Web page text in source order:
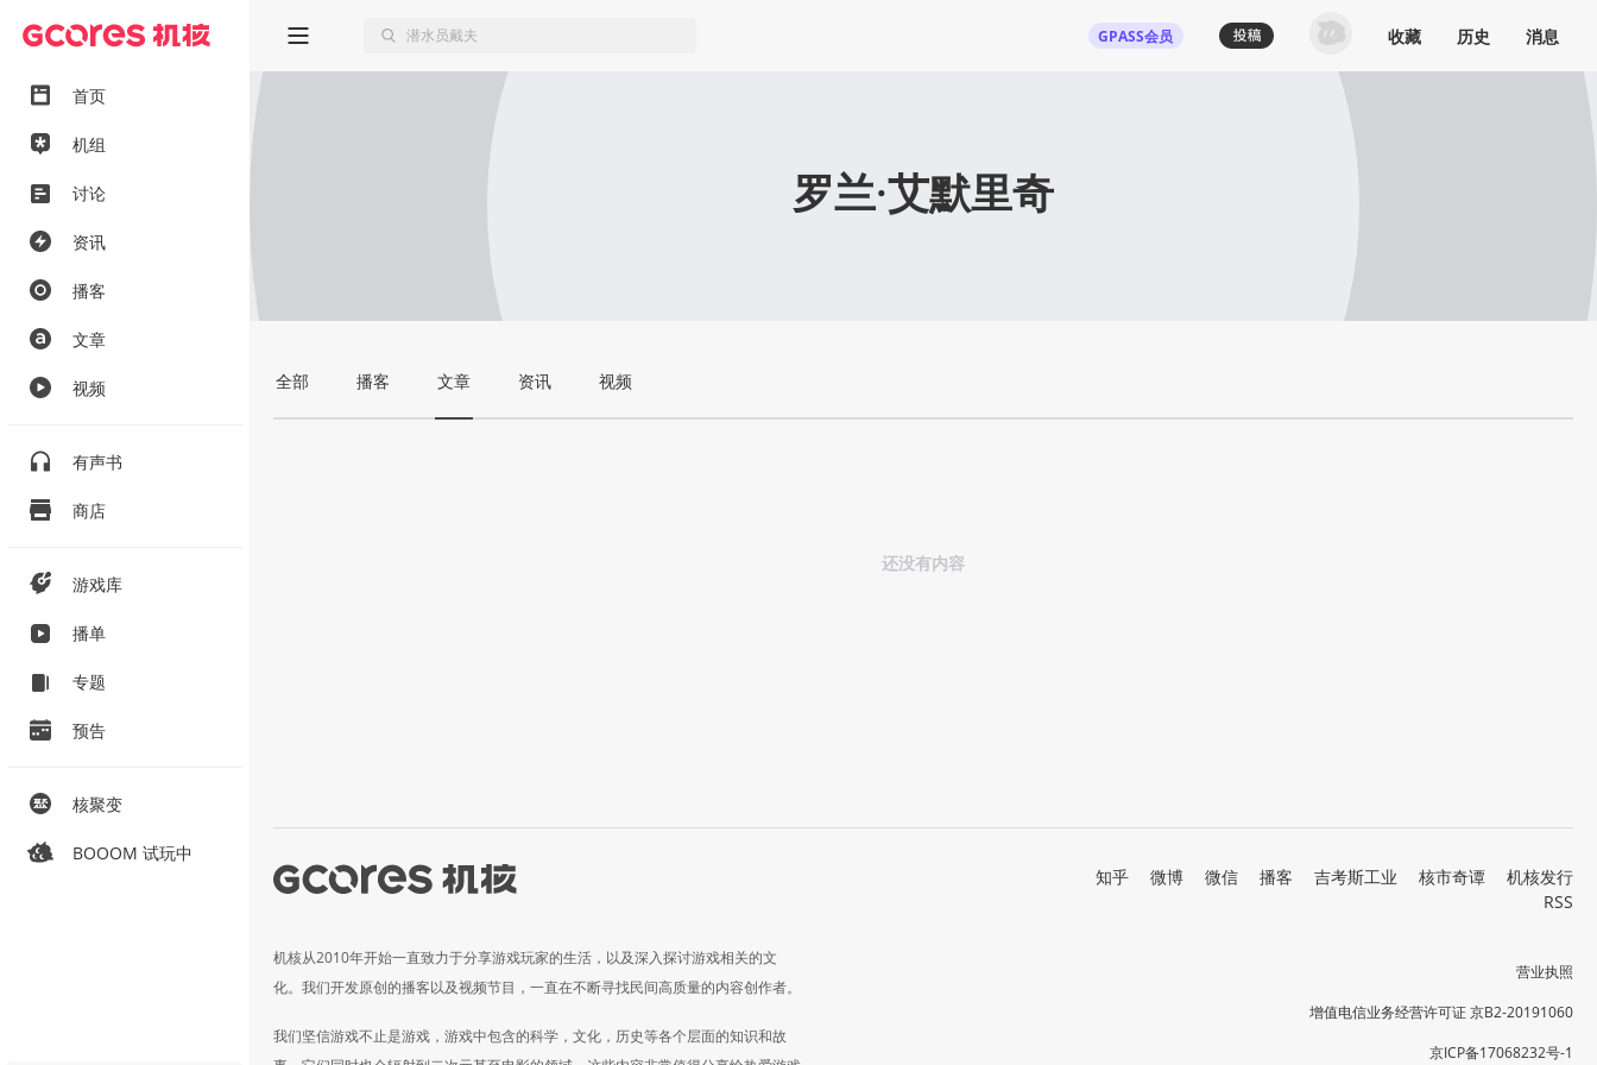
首页
机组
讨论
资讯
播客
文章
视频
有声书
商店
游戏库
播单
专题
预告
核聚变
BOOOM 试玩中
GPASS会员 收藏 历史 消息
罗兰·艾默里奇
全部 播客 文章 资讯 视频
还没有内容
机核从2010年开始一直致力于分享游戏玩家的生活，以及深入探讨游戏相关的文
化。我们开发原创的播客以及视频节目，一直在不断寻找民间高质量的内容创作者。
我们坚信游戏不止是游戏，游戏中包含的科学，文化，历史等各个层面的知识和故
知乎 微博 微信 播客 吉考斯工业 核市奇谭
机核发行
RSS
营业执照
增值电信业务经营许可证 京B2-20191060
京ICP备17068232号-1